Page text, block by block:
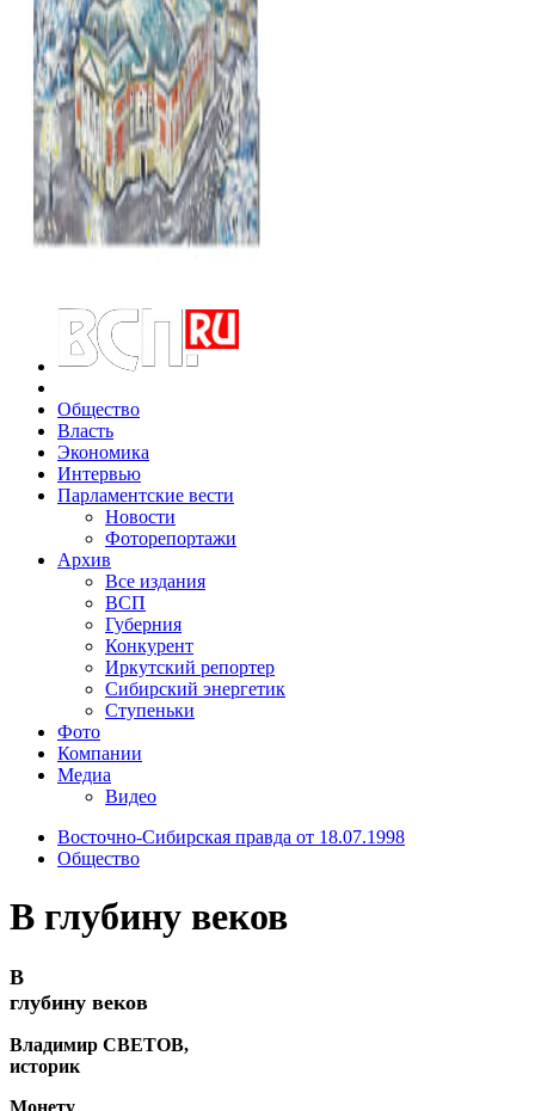
Общество
Власть
Экономика
Интервью
Парламентские вести
Новости
Фоторепортажи
Архив
Все издания
ВСП
Губерния
Конкурент
Иркутский репортер
Сибирский энергетик
Ступеньки
Фото
Компании
Медиа
Видео
Восточно-Сибирская правда от 18.07.1998
Общество
В глубину веков
В
глубину веков
Владимир СВЕТОВ,
историк
Монету